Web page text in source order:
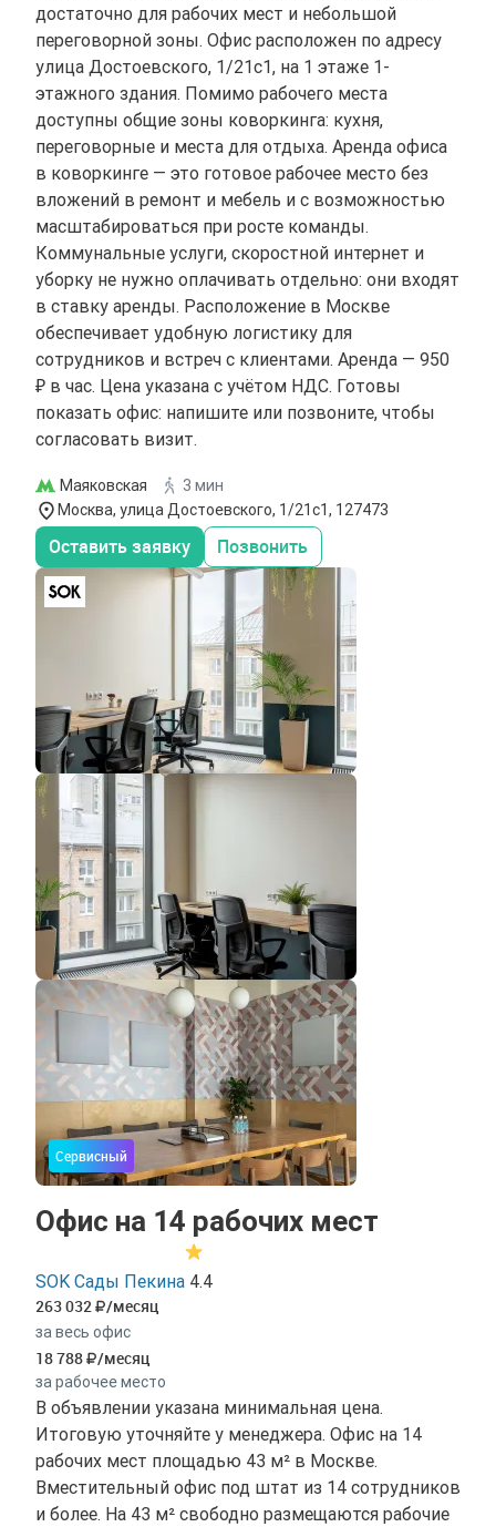
достаточно для рабочих мест и небольшой
переговорной зоны. Офис расположен по адресу
улица Достоевского, 1/21с1, на 1 этаже 1-
этажного здания. Помимо рабочего места
доступны общие зоны коворкинга: кухня,
переговорные и места для отдыха. Аренда офиса
в коворкинге — это готовое рабочее место без
вложений в ремонт и мебель и с возможностью
масштабироваться при росте команды.
Коммунальные услуги, скоростной интернет и
уборку не нужно оплачивать отдельно: они входят
в ставку аренды. Расположение в Москве
обеспечивает удобную логистику для
сотрудников и встреч с клиентами. Аренда — 950
₽ в час. Цена указана с учётом НДС. Готовы
показать офис: напишите или позвоните, чтобы
согласовать визит.
Маяковская
3 мин
Москва, улица Достоевского, 1/21с1, 127473
Оставить заявку Позвонить
Сервисный
Офис на 14 рабочих мест
SOK Сады Пекина 4.4
263 032 /месяц
за весь офис
18 788 /месяц
за рабочее место
В объявлении указана минимальная цена.
Итоговую уточняйте у менеджера. Офис на 14
рабочих мест площадью 43 м² в Москве.
Вместительный офис под штат из 14 сотрудников
и более. На 43 м² свободно размещаются рабочие